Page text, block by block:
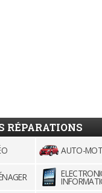
RÉPARATIONS
AUTO-